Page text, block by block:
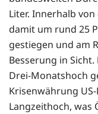
Liter. Innerhalb
damit um rund 25
gestiegen und am
Besserung in
Drei-Monatshoch
Krisenwährung
Langzeithoch, was